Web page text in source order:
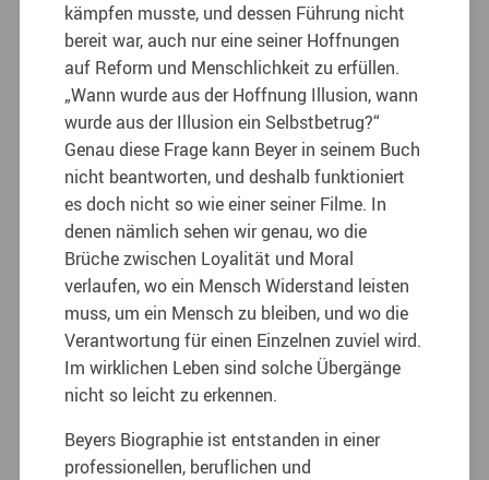
kämpfen musste, und dessen Führung nicht
bereit war, auch nur eine seiner Hoffnungen
auf Reform und Menschlichkeit zu erfüllen.
„Wann wurde aus der Hoffnung Illusion, wann
wurde aus der Illusion ein Selbstbetrug?“
Genau diese Frage kann Beyer in seinem Buch
nicht beantworten, und deshalb funktioniert
es doch nicht so wie einer seiner Filme. In
denen nämlich sehen wir genau, wo die
Brüche zwischen Loyalität und Moral
verlaufen, wo ein Mensch Widerstand leisten
muss, um ein Mensch zu bleiben, und wo die
Verantwortung für einen Einzelnen zuviel wird.
Im wirklichen Leben sind solche Übergänge
nicht so leicht zu erkennen.
Beyers Biographie ist entstanden in einer
professionellen, beruflichen und